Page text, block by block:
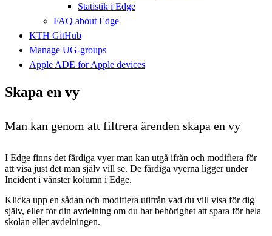
Statistik i Edge
FAQ about Edge
KTH GitHub
Manage UG-groups
Apple ADE for Apple devices
Skapa en vy
Man kan genom att filtrera ärenden skapa en vy
I Edge finns det färdiga vyer man kan utgå ifrån och modifiera för
att visa just det man själv vill se. De färdiga vyerna ligger under
Incident i vänster kolumn i Edge.
Klicka upp en sådan och modifiera utifrån vad du vill visa för dig
själv, eller för din avdelning om du har behörighet att spara för hela
skolan eller avdelningen.